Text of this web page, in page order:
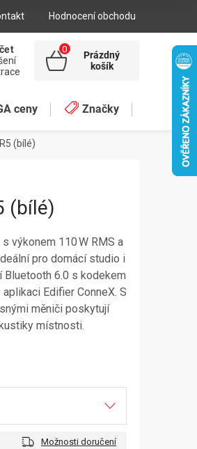
Hodnocení obchodu
NÁKUPNÍ
Prázdný
košík
ceny Značky
(bílé)
(bílé)
výkonem 110 W RMS a
pro domácí studio i
6.0 s kodekem
Edifier ConneX. S
měniči poskytují
místnosti.
Možnosti doručení